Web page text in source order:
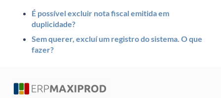
É possível excluir nota fiscal emitida em
duplicidade?
Sem querer, excluí um registro do sistema. O que
fazer?